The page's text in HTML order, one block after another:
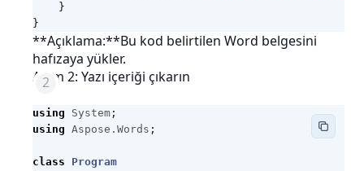
}
}
**Açıklama:**Bu kod belirtilen Word belgesini
hafızaya yükler.
Adım 2: Yazı içeriği çıkarın
using System ;
using Aspose.Words ;
class
Program